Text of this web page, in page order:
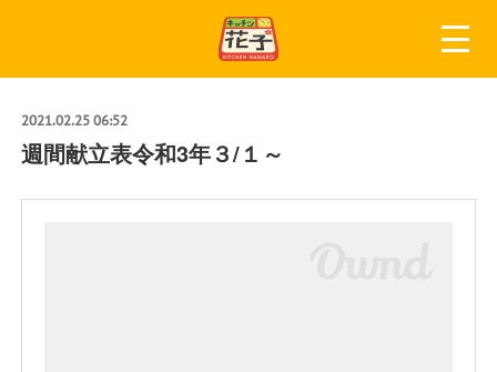
2021.02.25 06:52
週間献立表令和3年３/１～